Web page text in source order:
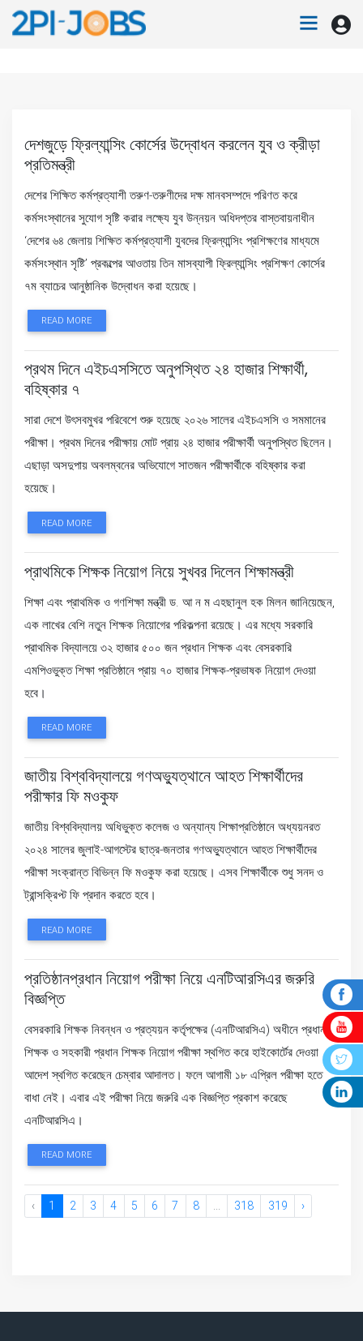
দেশজুড়ে ফ্রিল্যান্সিং কোর্সের উদ্বোধন করলেন যুব ও ক্রীড়া
প্রতিমন্ত্রী
দেশের শিক্ষিত কর্মপ্রত্যাশী তরুণ-তরুণীদের দক্ষ মানবসম্পদে পরিণত করে
কর্মসংস্থানের সুযোগ সৃষ্টি করার লক্ষ্যে যুব উন্নয়ন অধিদপ্তর বাস্তবায়নাধীন
‘দেশের ৬৪ জেলায় শিক্ষিত কর্মপ্রত্যাশী যুবদের ফ্রিল্যান্সিং প্রশিক্ষণের মাধ্যমে
কর্মসংস্থান সৃষ্টি’ প্রকল্পের আওতায় তিন মাসব্যাপী ফ্রিল্যান্সিং প্রশিক্ষণ কোর্সের
৭ম ব্যাচের আনুষ্ঠানিক উদ্বোধন করা হয়েছে।
READ MORE
প্রথম দিনে এইচএসসিতে অনুপস্থিত ২৪ হাজার শিক্ষার্থী,
বহিষ্কার ৭
সারা দেশে উৎসবমুখর পরিবেশে শুরু হয়েছে ২০২৬ সালের এইচএসসি ও সমমানের
পরীক্ষা। প্রথম দিনের পরীক্ষায় মোট প্রায় ২৪ হাজার পরীক্ষার্থী অনুপস্থিত ছিলেন।
এছাড়া অসদুপায় অবলম্বনের অভিযোগে সাতজন পরীক্ষার্থীকে বহিষ্কার করা
হয়েছে।
READ MORE
প্রাথমিকে শিক্ষক নিয়োগ নিয়ে সুখবর দিলেন শিক্ষামন্ত্রী
শিক্ষা এবং প্রাথমিক ও গণশিক্ষা মন্ত্রী ড. আ ন ম এহছানুল হক মিলন জানিয়েছেন,
এক লাখের বেশি নতুন শিক্ষক নিয়োগের পরিকল্পনা রয়েছে। এর মধ্যে সরকারি
প্রাথমিক বিদ্যালয়ে ৩২ হাজার ৫০০ জন প্রধান শিক্ষক এবং বেসরকারি
এমপিওভুক্ত শিক্ষা প্রতিষ্ঠানে প্রায় ৭০ হাজার শিক্ষক-প্রভাষক নিয়োগ দেওয়া
হবে।
READ MORE
জাতীয় বিশ্ববিদ্যালয়ে গণঅভ্যুত্থানে আহত শিক্ষার্থীদের
পরীক্ষার ফি মওকুফ
জাতীয় বিশ্ববিদ্যালয় অধিভুক্ত কলেজ ও অন্যান্য শিক্ষাপ্রতিষ্ঠানে অধ্যয়নরত
২০২৪ সালের জুলাই-আগস্টের ছাত্র-জনতার গণঅভ্যুত্থানে আহত শিক্ষার্থীদের
পরীক্ষা সংক্রান্ত বিভিন্ন ফি মওকুফ করা হয়েছে। এসব শিক্ষার্থীকে শুধু সনদ ও
ট্রান্সক্রিপ্ট ফি প্রদান করতে হবে।
READ MORE
প্রতিষ্ঠানপ্রধান নিয়োগ পরীক্ষা নিয়ে এনটিআরসিএর জরুরি
বিজ্ঞপ্তি
বেসরকারি শিক্ষক নিবন্ধন ও প্রত্যয়ন কর্তৃপক্ষের (এনটিআরসিএ) অধীনে প্রধান
শিক্ষক ও সহকারী প্রধান শিক্ষক নিয়োগ পরীক্ষা স্থগিত করে হাইকোর্টের দেওয়া
আদেশ স্থগিত করেছেন চেম্বার আদালত। ফলে আগামী ১৮ এপ্রিল পরীক্ষা হতে
বাধা নেই। এবার এই পরীক্ষা নিয়ে জরুরি এক বিজ্ঞপ্তি প্রকাশ করেছে
এনটিআরসিএ।
READ MORE
‹ 1 2 3 4 5 6 7 8 ... 318 319 ›